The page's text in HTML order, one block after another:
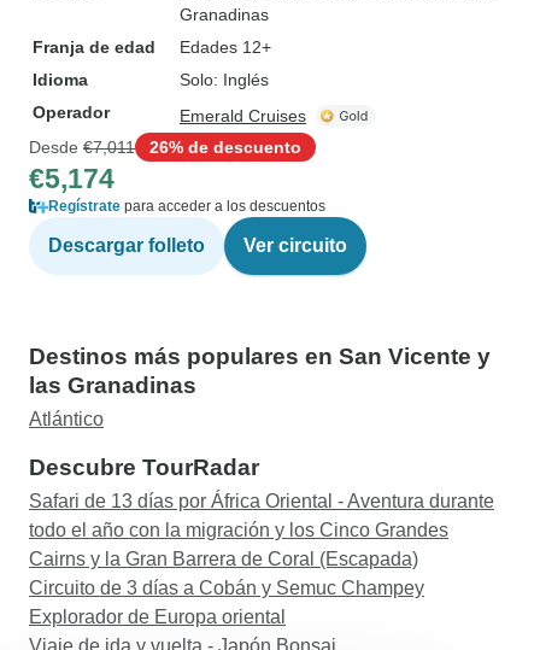
Granadinas
Franja de edad
Edades 12+
Idioma
Solo: Inglés
Operador
Emerald Cruises
Desde €7,011 26% de descuento
€5,174
Regístrate para acceder a los descuentos
Descargar folleto Ver circuito
Destinos más populares en San Vicente y
las Granadinas
Atlántico
Descubre TourRadar
Safari de 13 días por África Oriental - Aventura durante
todo el año con la migración y los Cinco Grandes
Cairns y la Gran Barrera de Coral (Escapada)
Circuito de 3 días a Cobán y Semuc Champey
Explorador de Europa oriental
Viaje de ida y vuelta - Japón Bonsai